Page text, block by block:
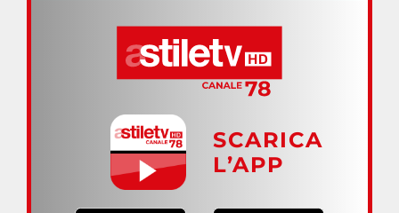
SCARICA
L’APP